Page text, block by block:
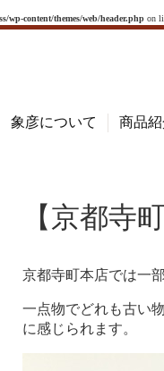
wp-content/themes/web/header.php on
象彦について 商品
【京都寺
京都寺町本店では一
一点物でどれも古い
に感じられます。